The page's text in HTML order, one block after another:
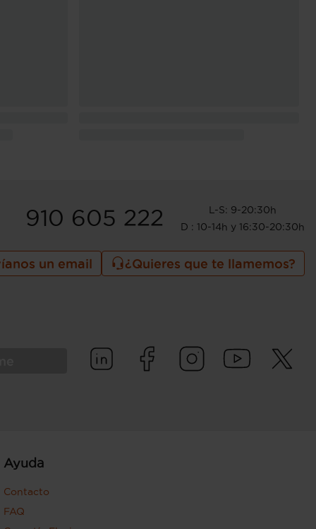
910 605 222
L-S: 9-20:30h
D : 10-14h y 16:30-20:30h
un email ¿Quieres que te llamemos?
Ayuda
Contacto
FAQ